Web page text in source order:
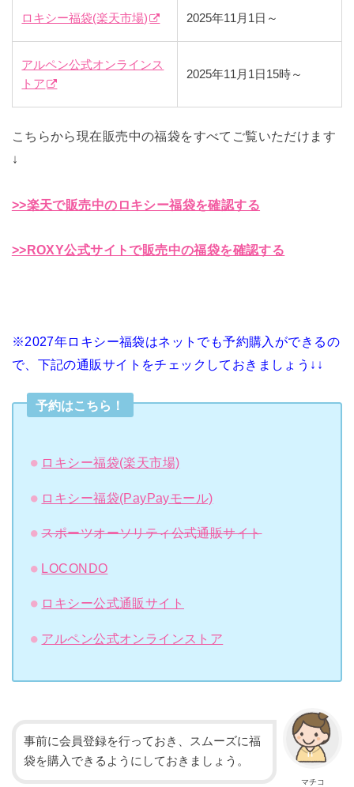
ロキシー福袋(楽天市場) 2025年11月1日～
アルペン公式オンラインス
トア
2025年11月1日15時～
こちらから現在販売中の福袋をすべてご覧いただけます
↓
>>楽天で販売中のロキシー福袋を確認する
>>ROXY公式サイトで販売中の福袋を確認する
※2027年ロキシー福袋はネットでも予約購入ができるの
で、下記の通販サイトをチェックしておきましょう↓↓
予約はこちら！
ロキシー福袋(楽天市場)
ロキシー福袋(PayPayモール)
スポーツオーソリティ公式通販サイト
LOCONDO
ロキシー公式通販サイト
アルペン公式オンラインストア
マチコ
事前に会員登録を行っておき、スムーズに福
袋を購入できるようにしておきましょう。